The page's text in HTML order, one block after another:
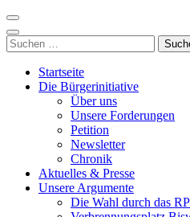
Zum
Inhalt
springen
(Enter
drücken)
Nordzubringer nein danke
Die BI NORDZUBRINGER NEIN
Zusammenschluss von
Schwenningen, der sich klar gegen
dem Weiterbau der B523,
Suchen
nach:
Startseite
Die Bürgerinitiative
Über uns
Unsere Forderungen
Petition
Newsletter
Chronik
Aktuelles & Presse
Unsere Argumente
Die Wahl durch das